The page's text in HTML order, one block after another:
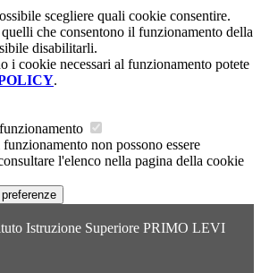
scegliere quali cookie consentire.
che consentono il funzionamento della
disabilitarli.
i cookie necessari al funzionamento potete
.
non possono essere
l'elenco nella pagina della cookie
Istruzione Superiore PRIMO LEVI